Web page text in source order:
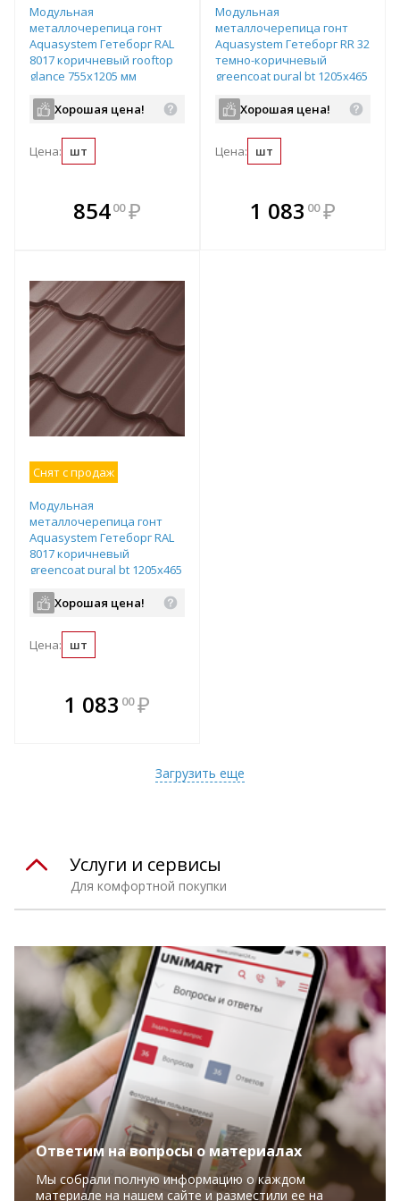
Модульная
металлочерепица гонт
Aquasystem Гетеборг RAL
8017 коричневый rooftop
glance 755х1205 мм
Хорошая цена!
Цена: шт
85400 ₽
В комплекте
всегда выгоднее!
Модульная
металлочерепица гонт
Aquasystem Гетеборг RR 32
темно-коричневый
greencoat pural bt 1205х465
Хорошая цена!
Цена: шт
В комплекте
всегда выгоднее!
1 083 00 ₽
Снят с продаж
Модульная
металлочерепица гонт
Aquasystem Гетеборг RAL
8017 коричневый
greencoat pural bt 1205х465
Хорошая цена!
Цена: шт
1 083 00 ₽
Загрузить еще
Для комфортной покупки
Услуги и сервисы
Ответим на вопросы о материалах
Мы собрали полную информацию о каждом
материале на нашем сайте и разместили ее на